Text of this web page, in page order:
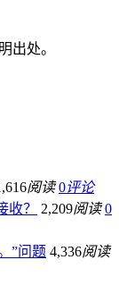
出处。
阅读 0评论
？
2,209阅读 0
”问题 4,336阅读